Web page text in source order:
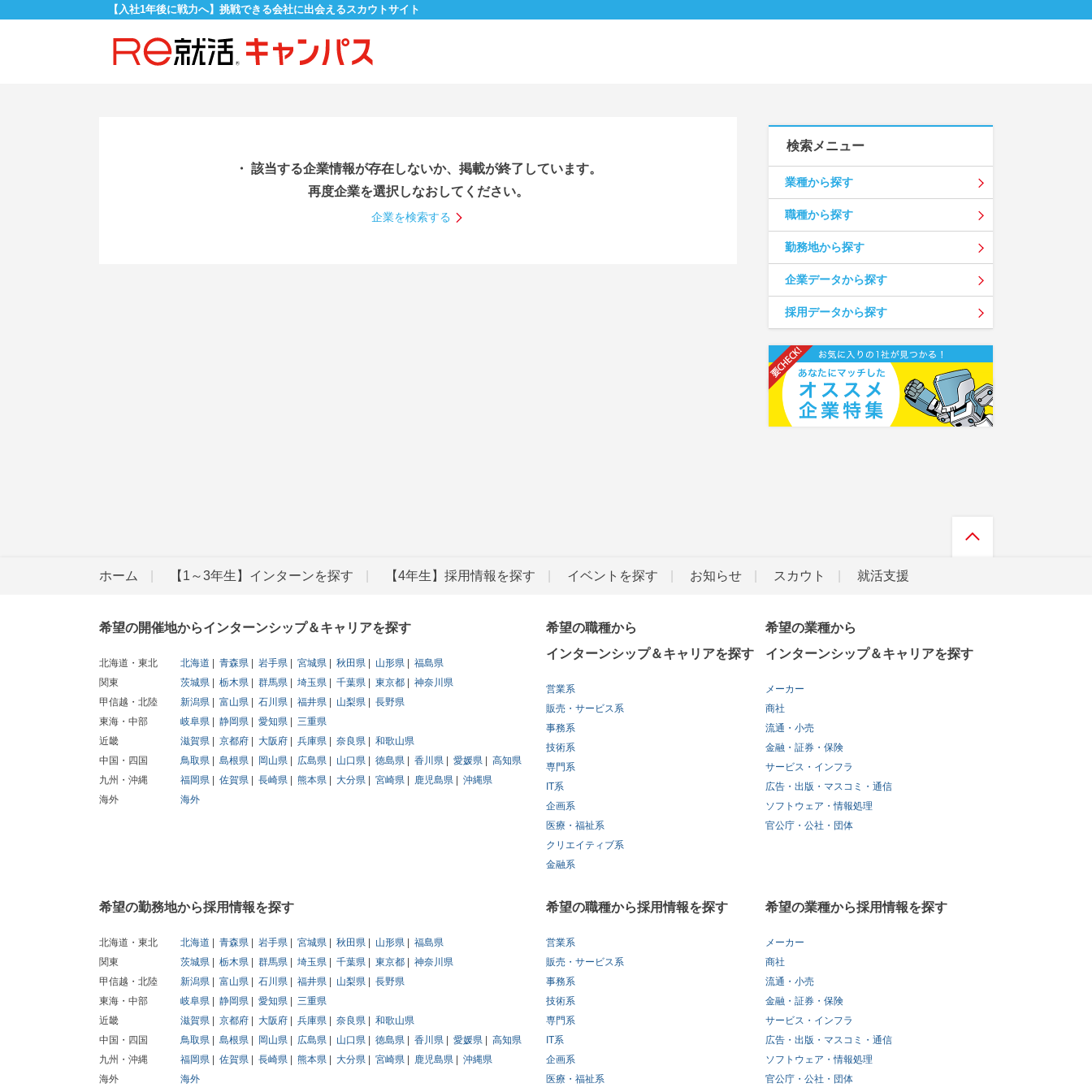
【入社1年後に戦力へ】挑戦できる会社に出会えるスカウトサイト
・ 該当する企業情報が存在しないか、掲載が終了しています。
再度企業を選択しなおしてください。
企業を検索する
検索メニュー
業種から探す
職種から探す
勤務地から探す
企業データから探す
採用データから探す
ホーム 【1～3年生】インターンを探す 【4年生】採用情報を探す イベントを探す お知らせ スカウト 就活支援
希望の開催地からインターンシップ＆キャリアを探す
北海道・東北 北海道 青森県 岩手県 宮城県 秋田県 山形県
福島県
関東
茨城県 栃木県 群馬県 埼玉県 千葉県 東京都
神奈川県
甲信越・北陸
新潟県 富山県 石川県 福井県 山梨県
長野県
東海・中部
岐阜県 静岡県 愛知県
三重県
近畿
滋賀県 京都府 大阪府 兵庫県 奈良県
和歌山県
中国・四国
鳥取県 島根県 岡山県 広島県 山口県 徳島県 香川県 愛媛県
高知県
九州・沖縄
福岡県 佐賀県 長崎県 熊本県 大分県 宮崎県 鹿児島県
沖縄県
海外
海外
希望の職種から
インターンシップ＆キャリアを探す
営業系
販売・サービス系
事務系
技術系
専門系
IT系
企画系
医療・福祉系
クリエイティブ系
金融系
希望の業種から
インターンシップ＆キャリアを探す
メーカー
商社
流通・小売
金融・証券・保険
サービス・インフラ
広告・出版・マスコミ・通信
ソフトウェア・情報処理
官公庁・公社・団体
希望の勤務地から採用情報を探す
北海道・東北 北海道 青森県 岩手県 宮城県 秋田県 山形県
福島県
関東
茨城県 栃木県 群馬県 埼玉県 千葉県 東京都
神奈川県
甲信越・北陸
新潟県 富山県 石川県 福井県 山梨県
長野県
東海・中部
岐阜県 静岡県 愛知県
三重県
近畿
滋賀県 京都府 大阪府 兵庫県 奈良県
和歌山県
中国・四国
鳥取県 島根県 岡山県 広島県 山口県 徳島県 香川県 愛媛県
高知県
九州・沖縄
福岡県 佐賀県 長崎県 熊本県 大分県 宮崎県 鹿児島県
沖縄県
海外
海外
希望の職種から採用情報を探す
営業系
販売・サービス系
事務系
技術系
専門系
IT系
企画系
医療・福祉系
希望の業種から採用情報を探す
メーカー
商社
流通・小売
金融・証券・保険
サービス・インフラ
広告・出版・マスコミ・通信
ソフトウェア・情報処理
官公庁・公社・団体